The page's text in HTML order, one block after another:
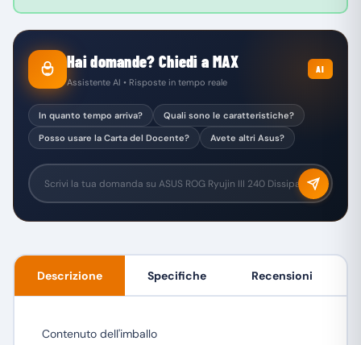
Hai domande? Chiedi a MAX
Assistente AI • Risposte in tempo reale
AI
In quanto tempo arriva?
Quali sono le caratteristiche?
Posso usare la Carta del Docente?
Avete altri Asus?
Descrizione Specifiche Recensioni
Contenuto dell'imballo